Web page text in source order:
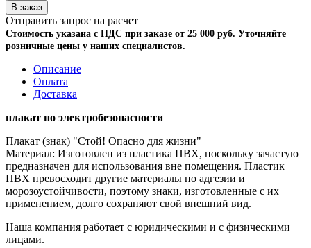
Отправить запрос на расчет
Стоимость указана с НДС при заказе от 25 000 руб. Уточняйте
розничные цены у наших специалистов.
Описание
Оплата
Доставка
плакат по электробезопасности
Плакат (знак) "Стой! Опасно для жизни"
Материал: Изготовлен из пластика ПВХ, поскольку зачастую
предназначен для использования вне помещения. Пластик
ПВХ превосходит другие материалы по адгезии и
морозоустойчивости, поэтому знаки, изготовленные с их
применением, долго сохраняют свой внешний вид.
Наша компания работает с юридическими и с физическими
лицами.